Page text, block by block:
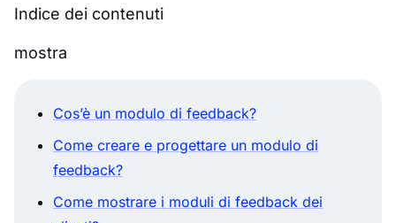
Indice dei contenuti
mostra
Cos’è un modulo di feedback?
Come creare e progettare un modulo di
feedback?
Come mostrare i moduli di feedback dei